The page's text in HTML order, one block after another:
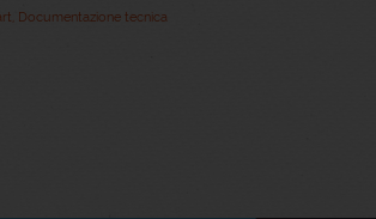
Documentazione tecnica